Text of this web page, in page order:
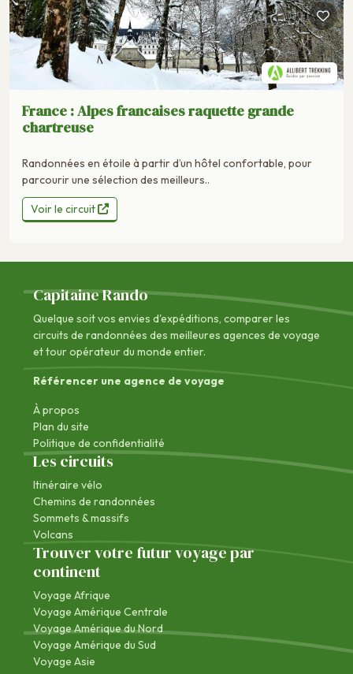
France : Alpes francaises raquette grande
chartreuse
Randonnées en étoile à partir d’un hôtel confortable, pour
parcourir une sélection des meilleurs..
Voir le circuit
Capitaine Rando
Quelque soit vos envies d'expéditions, comparer les
circuits de randonnées des meilleures agences de voyage
et tour opérateur du monde entier.
Référencer une agence de voyage
À propos
Plan du site
Politique de confidentialité
Les circuits
Itinéraire vélo
Chemins de randonnées
Sommets & massifs
Volcans
Trouver votre futur voyage par
continent
Voyage Afrique
Voyage Amérique Centrale
Voyage Amérique du Nord
Voyage Amérique du Sud
Voyage Asie